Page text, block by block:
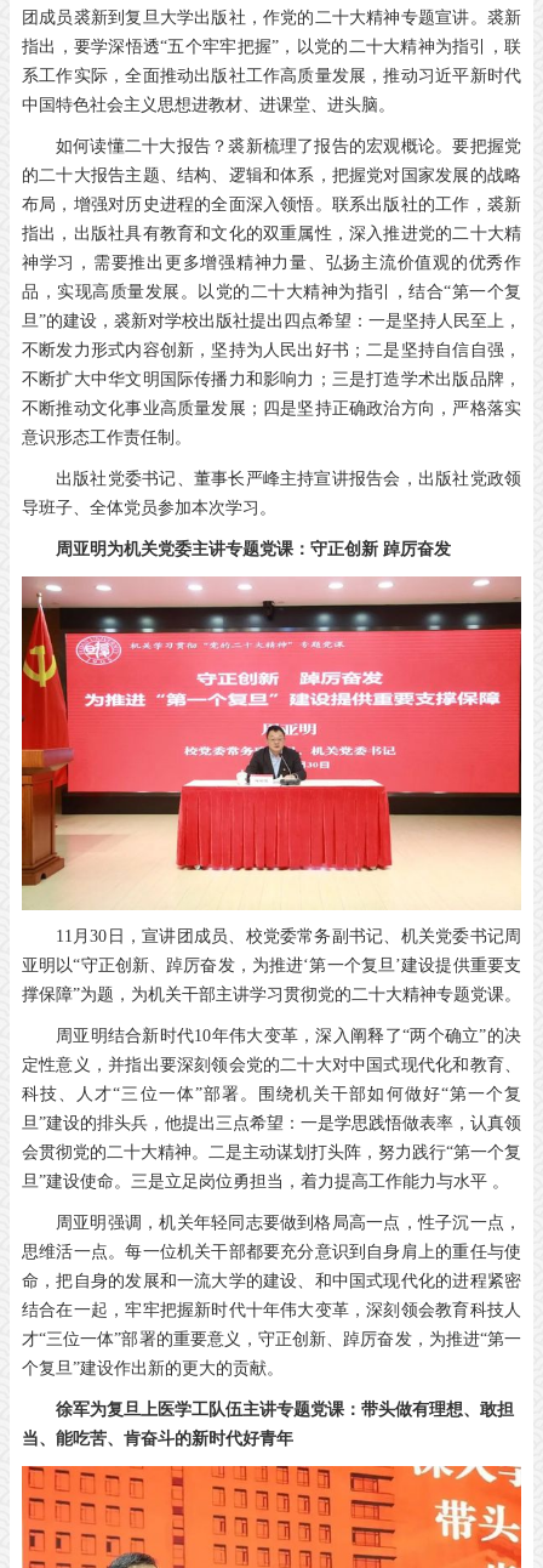
团成员裘新到复旦大学出版社，作党的二十大精神专题宣讲。裘新
指出，要学深悟透“五个牢牢把握”，以党的二十大精神为指引，联
系工作实际，全面推动出版社工作高质量发展，推动习近平新时代
中国特色社会主义思想进教材、进课堂、进头脑。
如何读懂二十大报告？裘新梳理了报告的宏观概论。要把握党
的二十大报告主题、结构、逻辑和体系，把握党对国家发展的战略
布局，增强对历史进程的全面深入领悟。联系出版社的工作，裘新
指出，出版社具有教育和文化的双重属性，深入推进党的二十大精
神学习，需要推出更多增强精神力量、弘扬主流价值观的优秀作
品，实现高质量发展。以党的二十大精神为指引，结合“第一个复
旦”的建设，裘新对学校出版社提出四点希望：一是坚持人民至上，
不断发力形式内容创新，坚持为人民出好书；二是坚持自信自强，
不断扩大中华文明国际传播力和影响力；三是打造学术出版品牌，
不断推动文化事业高质量发展；四是坚持正确政治方向，严格落实
意识形态工作责任制。
出版社党委书记、董事长严峰主持宣讲报告会，出版社党政领
导班子、全体党员参加本次学习。
周亚明为机关党委主讲专题党课： 守正创新 踔厉奋发
11月30日，宣讲团成员、校党委常务副书记、机关党委书记周
亚明以“守正创新、踔厉奋发，为推进‘第一个复旦’建设提供重要支
撑保障”为题，为机关干部主讲学习贯彻党的二十大精神专题党课。
周亚明结合新时代10年伟大变革，深入阐释了“两个确立”的决
定性意义，并指出要深刻领会党的二十大对中国式现代化和教育、
科技、人才“三位一体”部署。围绕机关干部如何做好“第一个复
旦”建设的排头兵，他提出三点希望：一是学思践悟做表率，认真领
会贯彻党的二十大精神。二是主动谋划打头阵，努力践行“第一个复
旦”建设使命。三是立足岗位勇担当，着力提高工作能力与水平 。
周亚明强调，机关年轻同志要做到格局高一点，性子沉一点，
思维活一点。每一位机关干部都要充分意识到自身肩上的重任与使
命，把自身的发展和一流大学的建设、和中国式现代化的进程紧密
结合在一起，牢牢把握新时代十年伟大变革，深刻领会教育科技人
才“三位一体”部署的重要意义，守正创新、踔厉奋发，为推进“第一
个复旦”建设作出新的更大的贡献。
徐军为复旦上医学工队伍主讲专题党课：带头做有理想、敢担
当、能吃苦、肯奋斗的新时代好青年